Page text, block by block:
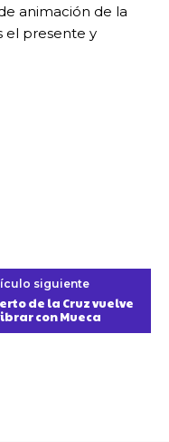
animación de la
el presente y
siguiente
de la Cruz vuelve
con Mueca